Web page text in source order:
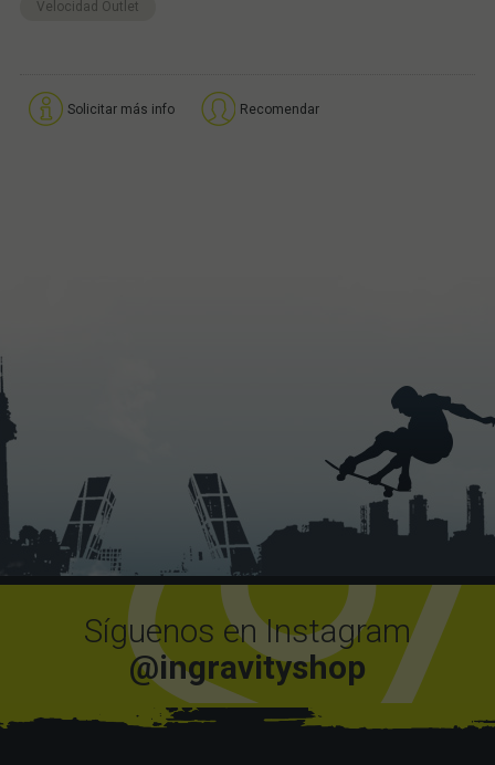
Velocidad Outlet
Solicitar más info Recomendar
Síguenos en Instagram
@ingravityshop